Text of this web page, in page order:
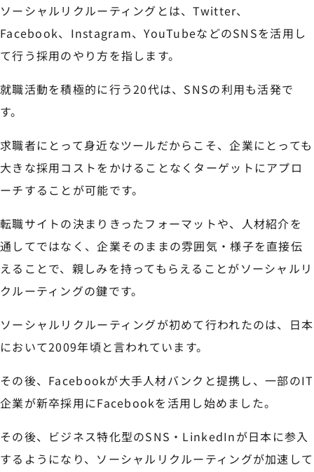
ソーシャルリクルーティングとは、Twitter、
Facebook、Instagram、YouTubeなどのSNSを活用し
て行う採用のやり方を指します。
就職活動を積極的に行う20代は、SNSの利用も活発で
す。
求職者にとって身近なツールだからこそ、企業にとっても
大きな採用コストをかけることなくターゲットにアプロ
ーチすることが可能です。
転職サイトの決まりきったフォーマットや、人材紹介を
通してではなく、企業そのままの雰囲気・様子を直接伝
えることで、親しみを持ってもらえることがソーシャルリ
クルーティングの鍵です。
ソーシャルリクルーティングが初めて行われたのは、日本
において2009年頃と言われています。
その後、Facebookが大手人材バンクと提携し、一部のIT
企業が新卒採用にFacebookを活用し始めました。
その後、ビジネス特化型のSNS・LinkedInが日本に参入
するようになり、ソーシャルリクルーティングが加速して